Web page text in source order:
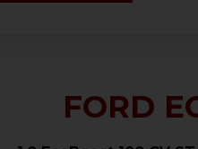
FORD